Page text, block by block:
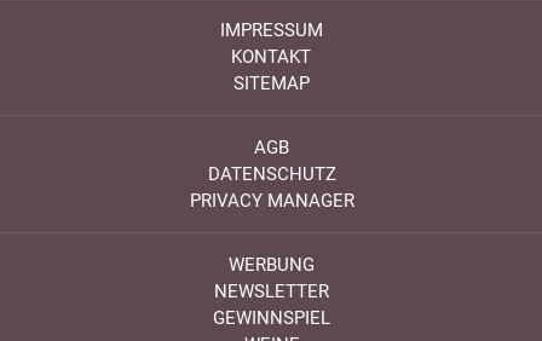
IMPRESSUM
KONTAKT
SITEMAP
AGB
DATENSCHUTZ
PRIVACY MANAGER
WERBUNG
NEWSLETTER
GEWINNSPIEL